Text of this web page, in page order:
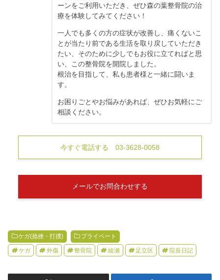
ーンをご利用いただき、ぜひ森の葉整骨院の治
療を体験してみてください！
一人でも多くの方の症状が改善し、痛くないこ
とが当たり前である生活を取り戻していただき
たい、そのために少しでもお役に立てればと思
い、この整骨院を開院しました。
根治を目指して、私も患者様と一緒に闘いま
す。
お困りごとやお悩みがあれば、ぜひお気軽にご
相談ください。
今すぐ電話する 03-3628-0058
メールでお問合わせする
ケガ(捻挫・打撲) プライベート
ケガ 外傷 整骨院 綾瀬 足立区 院長日記